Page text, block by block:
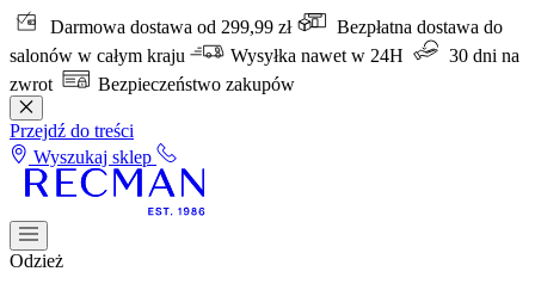
Darmowa dostawa od 299,99 zł
Bezpłatna dostawa do
salonów w całym kraju
Wysyłka nawet w 24H
30 dni na
zwrot
Bezpieczeństwo zakupów
Przejdź do treści
Wyszukaj sklep
Odzież